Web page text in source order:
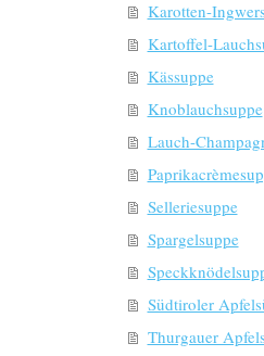
Karotten-
Kartoffel-
Kässuppe
Knoblauchsuppe
Lauch-
Selleriesuppe
Spargelsuppe
Südtiroler
Thurgauer